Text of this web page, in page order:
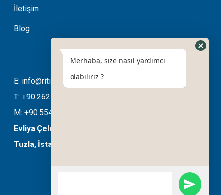
İletişim
Blog
E: info@ritimotomasyon.com
T: +90 262 643 20 94
M: +90 554 508 76 03
Evliya Çelebi Mahallesi Ela Sokak No:11/B
Tuzla, İstanbul, Türkiye
Merhaba, size nasıl yardımcı
olabiliriz ?